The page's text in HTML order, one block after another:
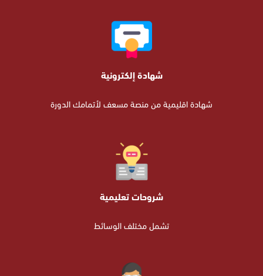
شهادة إلكترونية
شهادة اقليمية من منصة مسعف لأتمامك الدورة
شروحات تعليمية
تشمل مختلف الوسائط